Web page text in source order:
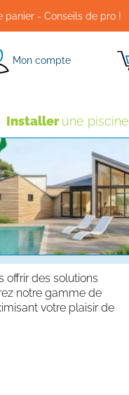
panier - Conseils de pro !
Mon compte
Installerune piscine
offrir des solutions
notre gamme de
votre plaisir de